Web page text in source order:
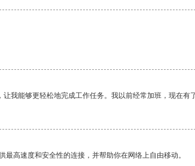
我能够更轻松地完成工作任务。我以前经常加班，现在有
最高速度和安全性的连接，并帮助你在网络上自由移动。